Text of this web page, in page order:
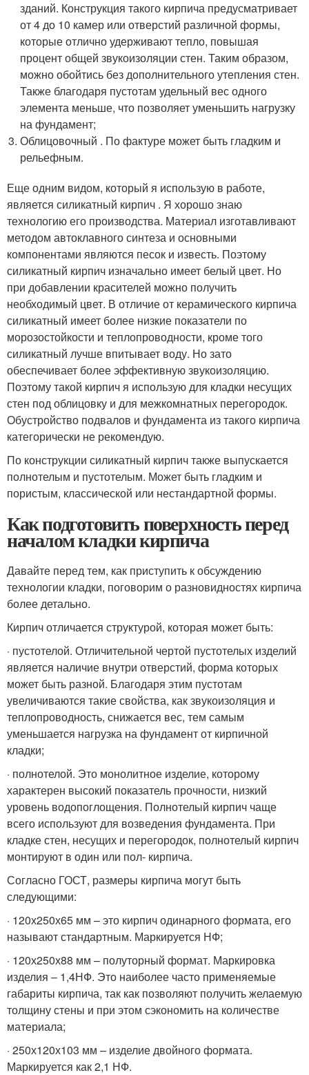
зданий. Конструкция такого кирпича предусматривает
от 4 до 10 камер или отверстий различной формы,
которые отлично удерживают тепло, повышая
процент общей звукоизоляции стен. Таким образом,
можно обойтись без дополнительного утепления стен.
Также благодаря пустотам удельный вес одного
элемента меньше, что позволяет уменьшить нагрузку
на фундамент;
Облицовочный . По фактуре может быть гладким и
рельефным.
Еще одним видом, который я использую в работе,
является силикатный кирпич . Я хорошо знаю
технологию его производства. Материал изготавливают
методом автоклавного синтеза и основными
компонентами являются песок и известь. Поэтому
силикатный кирпич изначально имеет белый цвет. Но
при добавлении красителей можно получить
необходимый цвет. В отличие от керамического кирпича
силикатный имеет более низкие показатели по
морозостойкости и теплопроводности, кроме того
силикатный лучше впитывает воду. Но зато
обеспечивает более эффективную звукоизоляцию.
Поэтому такой кирпич я использую для кладки несущих
стен под облицовку и для межкомнатных перегородок.
Обустройство подвалов и фундамента из такого кирпича
категорически не рекомендую.
По конструкции силикатный кирпич также выпускается
полнотелым и пустотелым. Может быть гладким и
пористым, классической или нестандартной формы.
Как подготовить поверхность перед
началом кладки кирпича
Давайте перед тем, как приступить к обсуждению
технологии кладки, поговорим о разновидностях кирпича
более детально.
Кирпич отличается структурой, которая может быть:
· пустотелой. Отличительной чертой пустотелых изделий
является наличие внутри отверстий, форма которых
может быть разной. Благодаря этим пустотам
увеличиваются такие свойства, как звукоизоляция и
теплопроводность, снижается вес, тем самым
уменьшается нагрузка на фундамент от кирпичной
кладки;
· полнотелой. Это монолитное изделие, которому
характерен высокий показатель прочности, низкий
уровень водопоглощения. Полнотелый кирпич чаще
всего используют для возведения фундамента. При
кладке стен, несущих и перегородок, полнотелый кирпич
монтируют в один или пол- кирпича.
Согласно ГОСТ, размеры кирпича могут быть
следующими:
· 120х250х65 мм – это кирпич одинарного формата, его
называют стандартным. Маркируется НФ;
· 120х250х88 мм – полуторный формат. Маркировка
изделия – 1,4НФ. Это наиболее часто применяемые
габариты кирпича, так как позволяют получить желаемую
толщину стены и при этом сэкономить на количестве
материала;
· 250х120х103 мм – изделие двойного формата.
Маркируется как 2,1 НФ.